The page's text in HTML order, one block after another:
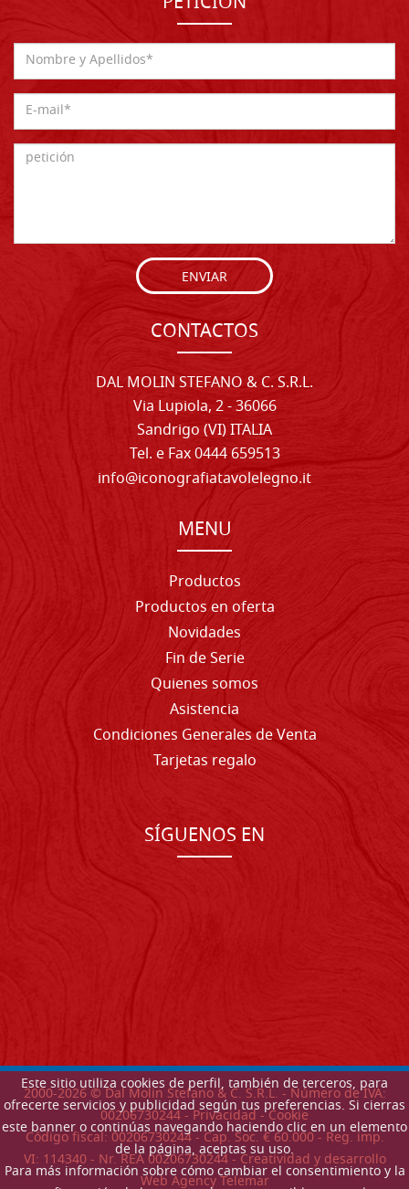
Este sitio utiliza cookies de perfil, también de terceros, para
ofrecerte servicios y publicidad según tus preferencias. Si cierras
este banner o continúas navegando haciendo clic en un elemento
de la página, aceptas su uso.
Para más información sobre cómo cambiar el consentimiento y la
ENVIAR
CONTACTOS
DAL MOLIN STEFANO & C. S.R.L.
Via Lupiola, 2 - 36066
Sandrigo (VI) ITALIA
Tel. e Fax 0444 659513
info@iconografiatavolelegno.it
MENU
Productos
Productos en oferta
Novidades
Fin de Serie
Quienes somos
Asistencia
Condiciones Generales de Venta
Tarjetas regalo
SÍGUENOS EN
2000-2026© Dal Molin Stefano & C. S.R.L. - Número de IVA:
00206730244 -Privacidad-Cookie
Código fiscal: 00206730244 - Cap. Soc. € 60.000 - Reg. imp.
VI: 114340 - Nr. REA 00206730244 - Creatividad y desarrollo
Web Agency Telemar